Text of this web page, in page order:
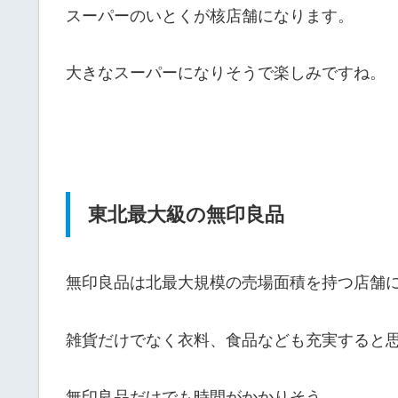
スーパーのいとくが核店舗になります。
大きなスーパーになりそうで楽しみですね。
東北最大級の無印良品
無印良品は北最大規模の売場面積を持つ店舗
雑貨だけでなく衣料、食品なども充実すると